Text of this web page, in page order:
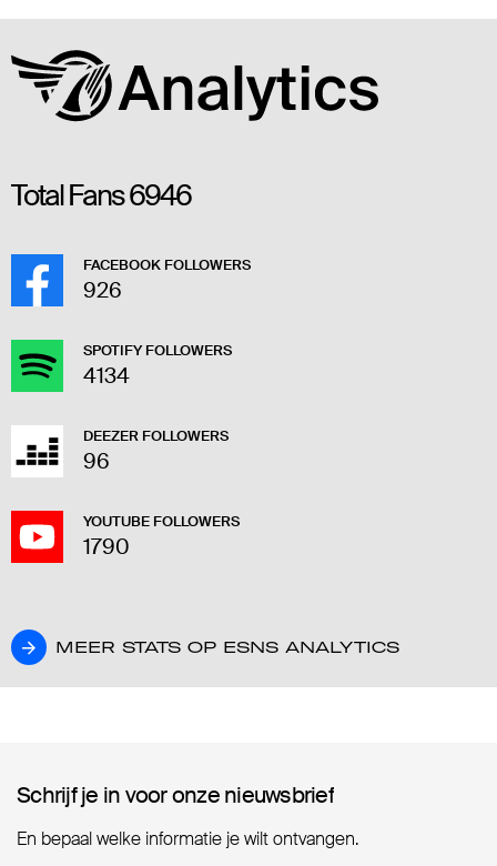
Total Fans6946
FACEBOOK FOLLOWERS
926
SPOTIFY FOLLOWERS
4134
DEEZER FOLLOWERS
96
YOUTUBE FOLLOWERS
1790
MEER STATS OP ESNS ANALYTICS
MEER STATS OP ESNS ANALYTICS
Schrijf je in voor onze nieuwsbrief
Schrijf je in voor onze nieuwsbrief
En bepaal welke informatie je wilt ontvangen.